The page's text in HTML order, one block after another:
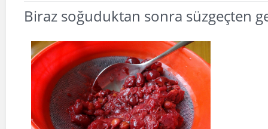
Biraz soğuduktan sonra süzgeçten